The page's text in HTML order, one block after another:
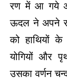
रण में आ गये
ऊदल ने अपने
को हाथियों
योगियों और
उसका वर्णन